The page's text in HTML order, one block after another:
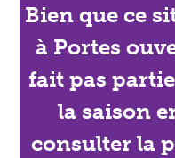
Bien que ce
à Portes
fait pas
la saison
consulter la